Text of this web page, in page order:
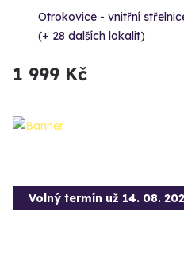
Otrokovice - vnitřní
(+ 28 dalších lokalit)
1 999 Kč
Volný termín už 14. 08.